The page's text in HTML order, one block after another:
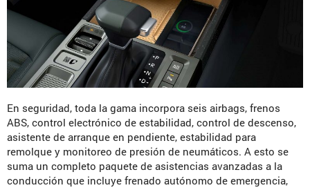
En seguridad, toda la gama incorpora seis airbags, frenos
ABS, control electrónico de estabilidad, control de descenso,
asistente de arranque en pendiente, estabilidad para
remolque y monitoreo de presión de neumáticos. A esto se
suma un completo paquete de asistencias avanzadas a la
conducción que incluye frenado autónomo de emergencia,